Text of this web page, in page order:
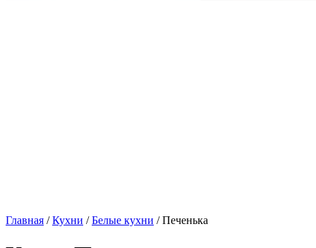
Главная /Кухни /Белые кухни / Печенька